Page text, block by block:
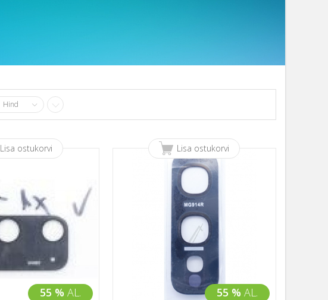
Hind
55 % AL.
Lisa ostukorvi
55 % AL.
Lisa ostukorvi